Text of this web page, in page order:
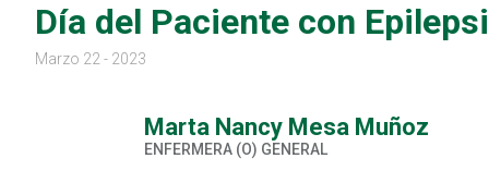
Día del Paciente con
Marzo 22 - 2023
Marta Nancy Mesa Muñoz
ENFERMERA (O) GENERAL